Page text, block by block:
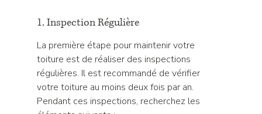
1. Inspection Régulière
La première étape pour maintenir votre
toiture est de réaliser des inspections
régulières. Il est recommandé de vérifier
votre toiture au moins deux fois par an.
Pendant ces inspections, recherchez les